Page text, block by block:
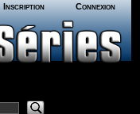
Inscription Connexion